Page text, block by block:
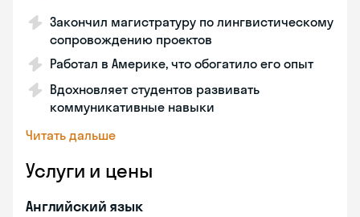
Закончил магистратуру по лингвистическому
сопровождению проектов
Работал в Америке, что обогатило его опыт
Вдохновляет студентов развивать
коммуникативные навыки
Читать дальше
Услуги и цены
Английский язык